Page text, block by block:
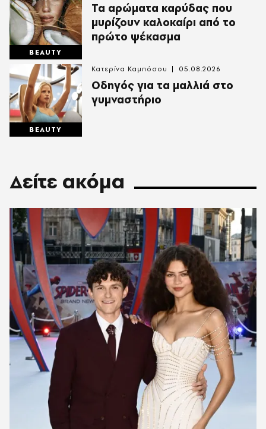
BEAUTY
Τα αρώματα καρύδας που
μυρίζουν καλοκαίρι από το
πρώτο ψέκασμα
BEAUTY
Οδηγός για τα μαλλιά στο
γυμναστήριο
Κατερίνα Καμπόσου 05.08.2026
Δείτε ακόμα